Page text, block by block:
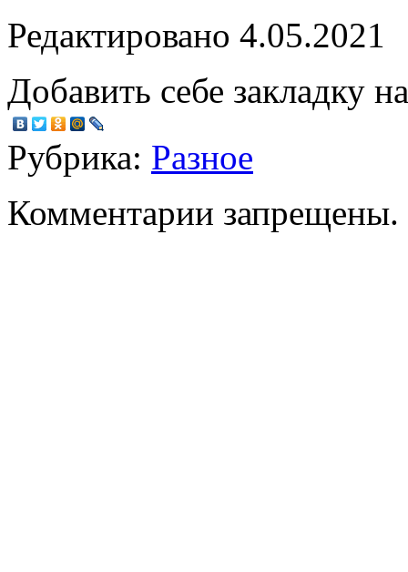
Редактировано 4.05.2021
Добавить себе закладку
Рубрика: Разное
Комментарии запрещены.